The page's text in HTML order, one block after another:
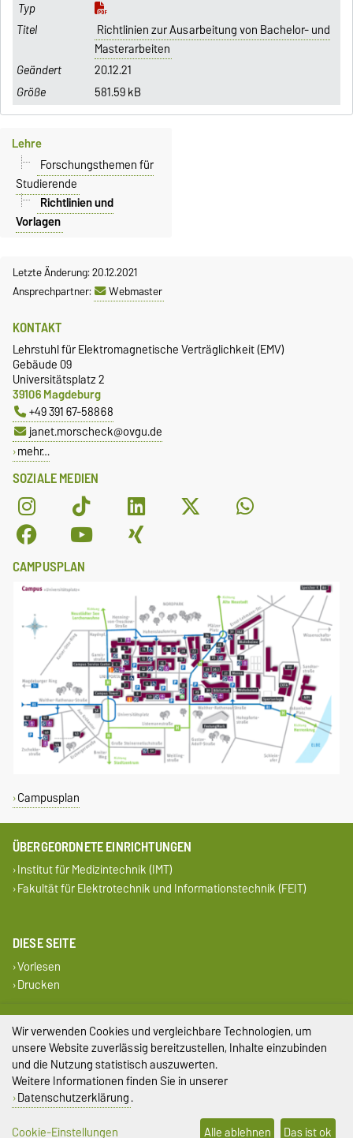
Richtlinien zur Ausarbeitung von Bachelor- und
Masterarbeiten
20.12.21
581.59 kB
Lehre
Forschungsthemen für
Studierende
Richtlinien und
Vorlagen
Letzte Änderung: 20.12.2021
Ansprechpartner:
Webmaster
SOZIALE MEDIEN
KONTAKT
Lehrstuhl für Elektromagnetische Verträglichkeit (EMV)
Gebäude 09
Universitätsplatz 2
39106 Magdeburg
+49 391 67-58868
janet.morscheck@ovgu.de
mehr…
CAMPUSPLAN
Campusplan
ÜBERGEORDNETE EINRICHTUNGEN
Institut für Medizintechnik (IMT)
Fakultät für Elektrotechnik und Informationstechnik (FEIT)
DIESE SEITE
Vorlesen
Drucken
Impressum
Datenschutz
Barrierefreiheit
Cookie-Einstellungen
Wir verwenden Cookies und vergleichbare Technologien, um
unsere Website zuverlässig bereitzustellen, Inhalte einzubinden
und die Nutzung statistisch auszuwerten.
Weitere Informationen finden Sie in unserer
Datenschutzerklärung.
Cookie-Einstellungen
Alle ablehnen Das ist ok